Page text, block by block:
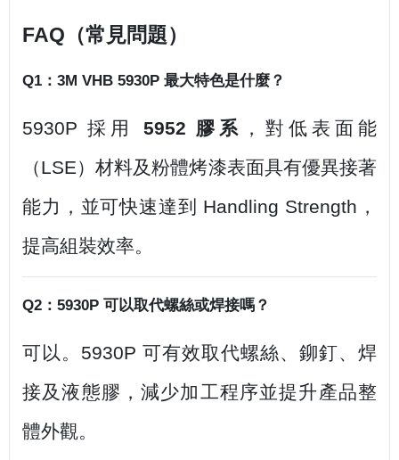
FAQ（常見問題）
Q1：3M VHB 5930P 最大特色是什麼？
5930P 採用 5952 膠系 ，對低表面能
（LSE）材料及粉體烤漆表面具有優異接著
能力，並可快速達到 Handling Strength，
提高組裝效率。
Q2：5930P 可以取代螺絲或焊接嗎？
可以。5930P 可有效取代螺絲、鉚釘、焊
接及液態膠，減少加工程序並提升產品整
體外觀。